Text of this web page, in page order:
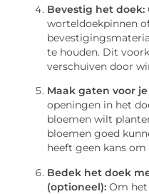
Bevestig het doek:
worteldoekpinnen
te houden. Dit
verschuiven door
Maak gaten voor
openingen in het
bloemen wilt
bloemen goed
heeft geen kans om
Bedek het doek
(optioneel): Om het